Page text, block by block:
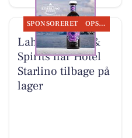
SPONSORERET OPSLAGSTAVLEN
Lahvino Wine &
Spirits har Hotel
Starlino tilbage på
lager